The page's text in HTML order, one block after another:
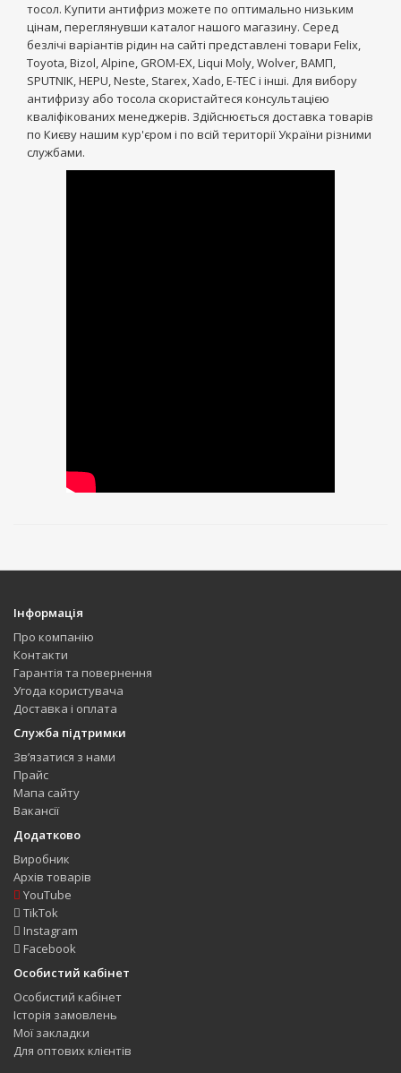
тосол. Купити антифриз можете по оптимально низьким
цінам, переглянувши каталог нашого магазину. Серед
безлічі варіантів рідин на сайті представлені товари Felix,
Toyota, Bizol, Alpine, GROM-EX, Liqui Moly, Wolver, ВАМП,
SPUTNIK, HEPU, Neste, Starex, Xado, E-TEC і інші. Для вибору
антифризу або тосола скористайтеся консультацією
кваліфікованих менеджерів. Здійснюється доставка товарів
по Києву нашим кур'єром і по всій території України різними
службами.
Інформація
Про компанію
Контакти
Гарантія та повернення
Угода користувача
Доставка і оплата
Служба підтримки
Зв’язатися з нами
Прайс
Мапа сайту
Вакансії
Додатково
Виробник
Архів товарів
YouTube
TikTok
Instagram
Facebook
Особистий кабінет
Особистий кабінет
Історія замовлень
Мої закладки
Для оптових клієнтів